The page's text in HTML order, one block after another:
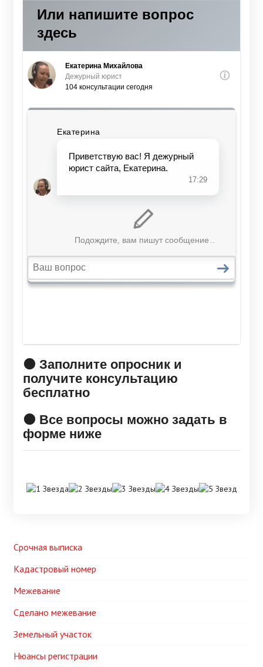
🟠 Заполните опросник и
получите консультацию
бесплатно
🟠 Все вопросы можно задать в
форме ниже
Срочная выписка
Кадастровый номер
Межевание
Сделано межевание
Земельный участок
Нюансы регистрации